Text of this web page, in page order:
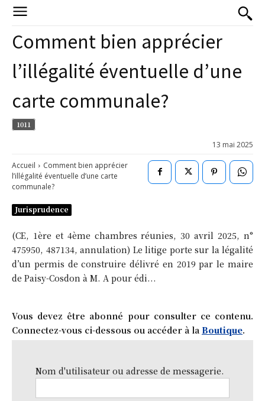
Comment bien apprécier
l’illégalité éventuelle d’une
carte communale?
1011
13 mai 2025
Accueil
Comment bien apprécier
l’illégalité éventuelle d’une carte
communale?
Jurisprudence
(CE, 1ère et 4ème chambres réunies, 30 avril 2025, n°
475950, 487134, annulation) Le litige porte sur la légalité
d’un permis de construire délivré en 2019 par le maire
de Paisy-Cosdon à M. A pour édi...
Vous devez être abonné pour consulter ce contenu.
Connectez-vous ci-dessous ou accéder à la Boutique.
Nom d'utilisateur ou adresse de messagerie.